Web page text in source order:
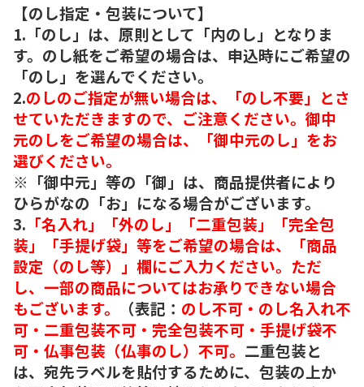
【のし指定・包装について】
1.「のし」は、原則として「内のし」となりま
す。のし紙をご希望の場合は、申込時にご希望の
「のし」を選んでください。
2.のしのご指定が無い場合は、「のし不要」とさ
せていただきますので、ご注意ください。御中
元のしをご希望の場合は、「御中元のし」をお
選びください。
※「御中元」等の「御」は、商品提供者により
ひらがなの「お」になる場合がございます。
3. 「名入れ」「外のし」「二重包装」「完全包
装」「手提げ袋」等をご希望の場合は、「商品
設定（のし等）」欄にご入力ください。ただ
し、一部の商品についてはお承りできない場合
もございます。
（表記： のし不可・のし名入れ不
可・二重包装不可・完全包装不可・手提げ袋不
可・仏事包装（仏事のし）不可。 二重包装と
は、宛先ラベルを貼付するために、包装の上か